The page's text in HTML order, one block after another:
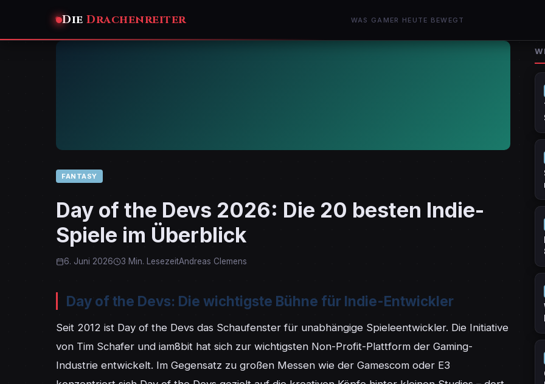
Die Drachenreiter WAS GAMER HEUTE BEWEGT
FANTASY
Day of the Devs 2026: Die 20 besten Indie-
Spiele im Überblick
6. Juni 2026 3 Min. LesezeitAndreas Clemens
Day of the Devs: Die wichtigste Bühne für Indie-Entwickler
Seit 2012 ist Day of the Devs das Schaufenster für unabhängige Spieleentwickler. Die Initiative
von Tim Schafer und iam8bit hat sich zur wichtigsten Non-Profit-Plattform der Gaming-
Industrie entwickelt. Im Gegensatz zu großen Messen wie der Gamescom oder E3